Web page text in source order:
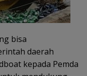
bisa
daerah
kepada Pemda